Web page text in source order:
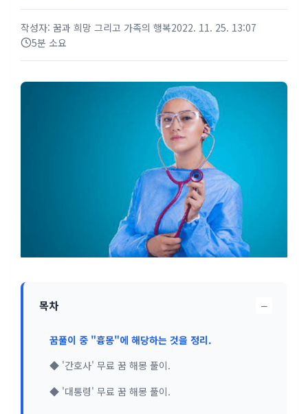
작성자: 꿈과 희망 그리고 가족의 행복2022. 11. 25. 13:07
5분 소요
목차 −
꿈풀이 중 "흉몽"에 해당하는 것을 정리.
◆ '간호사' 무료 꿈 해몽 풀이.
◆ '대통령' 무료 꿈 해몽 풀이.